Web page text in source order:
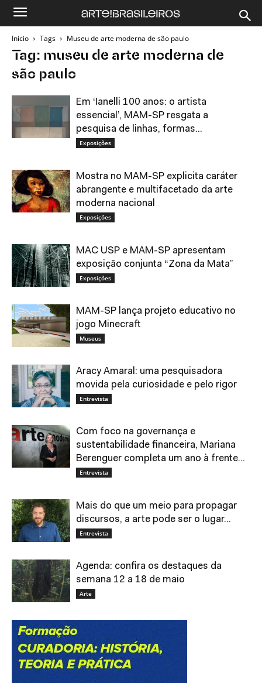
Início Tags Museu de arte moderna de são paulo
Tag: museu de arte moderna de
são paulo
Em ‘Ianelli 100 anos: o artista
essencial’, MAM-SP resgata a
pesquisa de linhas, formas...
Exposições
Mostra no MAM-SP explicita caráter
abrangente e multifacetado da arte
moderna nacional
Exposições
MAC USP e MAM-SP apresentam
exposição conjunta “Zona da Mata”
Exposições
MAM-SP lança projeto educativo no
jogo Minecraft
Museus
Aracy Amaral: uma pesquisadora
movida pela curiosidade e pelo rigor
Entrevista
Com foco na governança e
sustentabilidade financeira, Mariana
Berenguer completa um ano à frente...
Entrevista
Mais do que um meio para propagar
discursos, a arte pode ser o lugar...
Entrevista
Agenda: confira os destaques da
semana 12 a 18 de maio
Arte